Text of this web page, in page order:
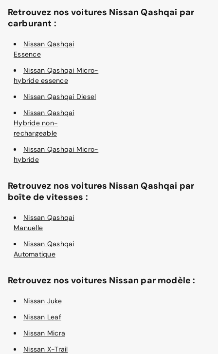
Retrouvez nos voitures Nissan Qashqai par
carburant :
Nissan Qashqai
Essence
Nissan Qashqai Micro-
hybride essence
Nissan Qashqai Diesel
Nissan Qashqai
Hybride non-
rechargeable
Nissan Qashqai Micro-
hybride
Retrouvez nos voitures Nissan Qashqai par
boîte de vitesses :
Nissan Qashqai
Manuelle
Nissan Qashqai
Automatique
Retrouvez nos voitures Nissan par modèle :
Nissan Juke
Nissan Leaf
Nissan Micra
Nissan X-Trail